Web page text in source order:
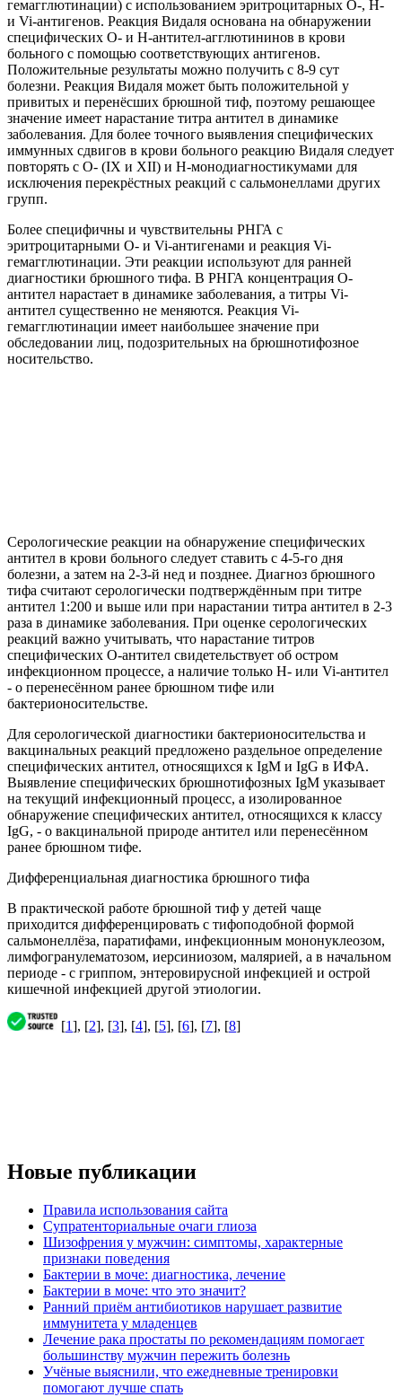
гемагглютинации) с использованием эритроцитарных О-, Н-
и Vi-антигенов. Реакция Видаля основана на обнаружении
специфических О- и Н-антител-агглютининов в крови
больного с помощью соответствующих антигенов.
Положительные результаты можно получить с 8-9 сут
болезни. Реакция Видаля может быть положительной у
привитых и перенёсших брюшной тиф, поэтому решающее
значение имеет нарастание титра антител в динамике
заболевания. Для более точного выявления специфических
иммунных сдвигов в крови больного реакцию Видаля следует
повторять с О- (IX и XII) и Н-монодиагностикумами для
исключения перекрёстных реакций с сальмонеллами других
групп.
Более специфичны и чувствительны РНГА с
эритроцитарными О- и Vi-антигенами и реакция Vi-
гемагглютинации. Эти реакции используют для ранней
диагностики брюшного тифа. В РНГА концентрация О-
антител нарастает в динамике заболевания, а титры Vi-
антител существенно не меняются. Реакция Vi-
гемагглютинации имеет наибольшее значение при
обследовании лиц, подозрительных на брюшнотифозное
носительство.
Серологические реакции на обнаружение специфических
антител в крови больного следует ставить с 4-5-го дня
болезни, а затем на 2-3-й нед и позднее. Диагноз брюшного
тифа считают серологически подтверждённым при титре
антител 1:200 и выше или при нарастании титра антител в 2-3
раза в динамике заболевания. При оценке серологических
реакций важно учитывать, что нарастание титров
специфических О-антител свидетельствует об остром
инфекционном процессе, а наличие только Н- или Vi-антител
- о перенесённом ранее брюшном тифе или
бактерионосительстве.
Для серологической диагностики бактерионосительства и
вакцинальных реакций предложено раздельное определение
специфических антител, относящихся к IgM и IgG в ИФА.
Выявление специфических брюшнотифозных IgM указывает
на текущий инфекционный процесс, а изолированное
обнаружение специфических антител, относящихся к классу
IgG, - о вакцинальной природе антител или перенесённом
ранее брюшном тифе.
Дифференциальная диагностика брюшного тифа
В практической работе брюшной тиф у детей чаще
приходится дифференцировать с тифоподобной формой
сальмонеллёза, паратифами, инфекционным мононуклеозом,
лимфогранулематозом, иерсиниозом, малярией, а в начальном
периоде - с гриппом, энтеровирусной инфекцией и острой
кишечной инфекцией другой этиологии.
[1], [2], [3], [4], [5], [6], [7], [8]
Новые публикации
Правила использования сайта
Супратенториальные очаги глиоза
Шизофрения у мужчин: симптомы, характерные
признаки поведения
Бактерии в моче: диагностика, лечение
Бактерии в моче: что это значит?
Ранний приём антибиотиков нарушает развитие
иммунитета у младенцев
Лечение рака простаты по рекомендациям помогает
большинству мужчин пережить болезнь
Учёные выяснили, что ежедневные тренировки
помогают лучше спать